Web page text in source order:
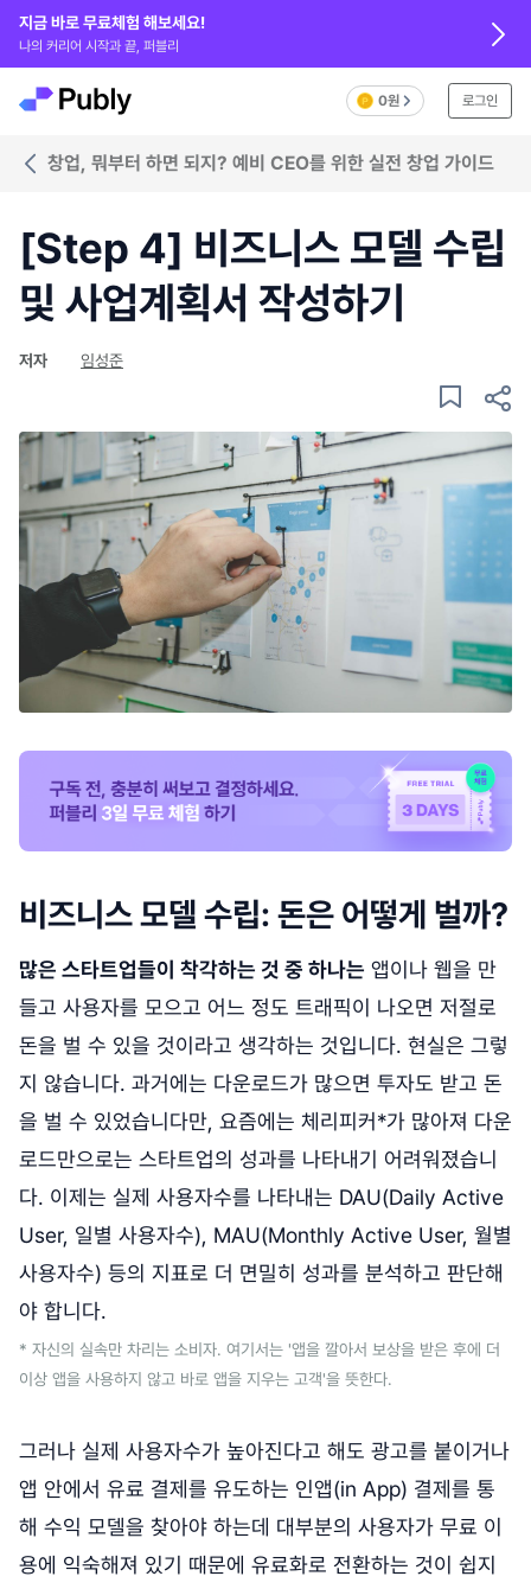
지금 바로 무료체험 해보세요!
나의 커리어 시작과 끝, 퍼블리
0원 로그인
창업, 뭐부터 하면 되지? 예비 CEO를 위한 실전 창업 가이드
[Step 4] 비즈니스 모델 수립
및 사업계획서 작성하기
저자 임성준
비즈니스 모델 수립: 돈은 어떻게 벌까?
많은 스타트업들이 착각하는 것 중 하나는 앱이나 웹을 만
들고 사용자를 모으고 어느 정도 트래픽이 나오면 저절로
돈을 벌 수 있을 것이라고 생각하는 것입니다. 현실은 그렇
지 않습니다. 과거에는 다운로드가 많으면 투자도 받고 돈
을 벌 수 있었습니다만, 요즘에는 체리피커*가 많아져 다운
로드만으로는 스타트업의 성과를 나타내기 어려워졌습니
다. 이제는 실제 사용자수를 나타내는 DAU(Daily Active
User, 일별 사용자수), MAU(Monthly Active User, 월별
사용자수) 등의 지표로 더 면밀히 성과를 분석하고 판단해
야 합니다.
* 자신의 실속만 차리는 소비자. 여기서는 '앱을 깔아서 보상을 받은 후에 더
이상 앱을 사용하지 않고 바로 앱을 지우는 고객'을 뜻한다.
그러나 실제 사용자수가 높아진다고 해도 광고를 붙이거나
앱 안에서 유료 결제를 유도하는 인앱(in App) 결제를 통
해 수익 모델을 찾아야 하는데 대부분의 사용자가 무료 이
용에 익숙해져 있기 때문에 유료화로 전환하는 것이 쉽지